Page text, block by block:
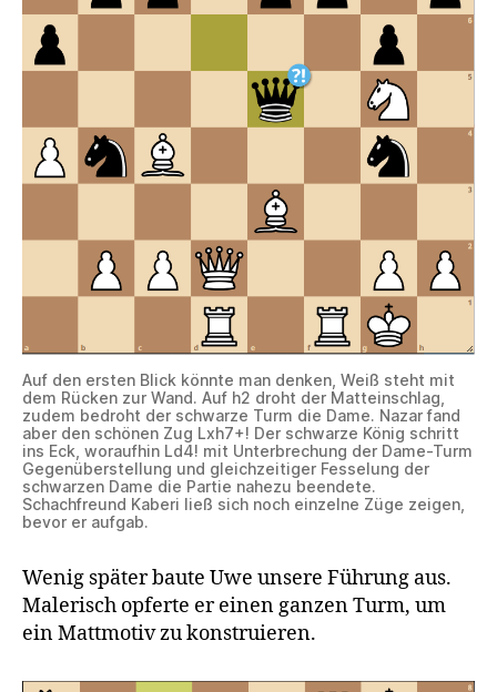
Auf den ersten Blick könnte man denken, Weiß steht mit
dem Rücken zur Wand. Auf h2 droht der Matteinschlag,
zudem bedroht der schwarze Turm die Dame. Nazar fand
aber den schönen Zug Lxh7+! Der schwarze König schritt
ins Eck, woraufhin Ld4! mit Unterbrechung der Dame-Turm
Gegenüberstellung und gleichzeitiger Fesselung der
schwarzen Dame die Partie nahezu beendete.
Schachfreund Kaberi ließ sich noch einzelne Züge zeigen,
bevor er aufgab.
Wenig später baute Uwe unsere Führung aus.
Malerisch opferte er einen ganzen Turm, um
ein Mattmotiv zu konstruieren.